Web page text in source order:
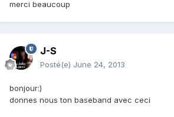
merci beaucoup
J-S
Posté(e) June 24, 2013
bonjour:)
donnes nous ton baseband avec ceci